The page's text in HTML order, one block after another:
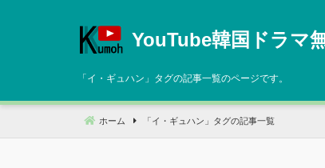
へ
動
YouTube韓国ドラマ
「 イ・ギュハン 」タグの記事一覧のページです。
ホーム 「 イ・ギュハン 」タグの記事一覧